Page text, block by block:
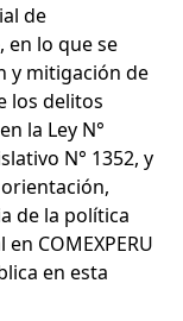
de
en lo que se
y mitigación de
los delitos
la Ley N°
N° 1352, y
de la política
COMEXPERU
en esta